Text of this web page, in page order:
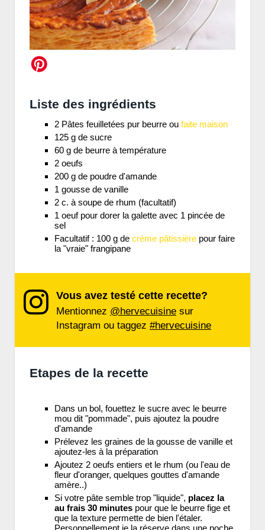
Liste des ingrédients
2 Pâtes feuilletées pur beurre ou faite maison
125 g de sucre
60 g de beurre à température
2 oeufs
200 g de poudre d'amande
1 gousse de vanille
2 c. à soupe de rhum (facultatif)
1 oeuf pour dorer la galette avec 1 pincée de
sel
Facultatif : 100 g de crème pâtissière pour faire
la "vraie" frangipane
Vous avez testé cette recette?
Mentionnez @hervecuisine sur
Instagram ou taggez #hervecuisine
Etapes de la recette
Dans un bol, fouettez le sucre avec le beurre
mou dit "pommade", puis ajoutez la poudre
d'amande
Prélevez les graines de la gousse de vanille et
ajoutez-les à la préparation
Ajoutez 2 oeufs entiers et le rhum (ou l'eau de
fleur d'oranger, quelques gouttes d'amande
amère..)
Si votre pâte semble trop "liquide", placez la
au frais 30 minutes pour que le beurre fige et
que la texture permette de bien l'étaler.
Personnellement je la réserve dans une poche